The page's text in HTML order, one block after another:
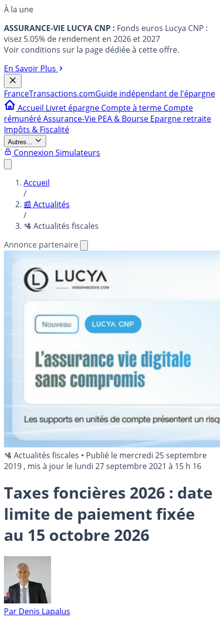
À la une
ASSURANCE-VIE LUCYA CNP : Fonds euros Lucya CNP :
visez 5.05% de rendement en 2026 et 2027
Voir conditions sur la page dédiée à cette offre.
En Savoir Plus
FranceTransactions.comGuide indépendant de l'épargne
Accueil Livret épargne Compte à terme Compte
rémunéréAssurance-Vie PEA & Bourse Epargne retraite
Impôts & Fiscalité
Autres...
Connexion Simulateurs
Accueil
/
📰 Actualités
/
🛂 Actualités fiscales
Annonce partenaire
🛂 Actualités fiscales • Publié le mercredi 25 septembre
2019 , mis à jour le lundi 27 septembre 2021 à 15 h 16
Taxes foncières 2026 : date
limite de paiement fixée
au 15 octobre 2026
Par Denis Lapalus